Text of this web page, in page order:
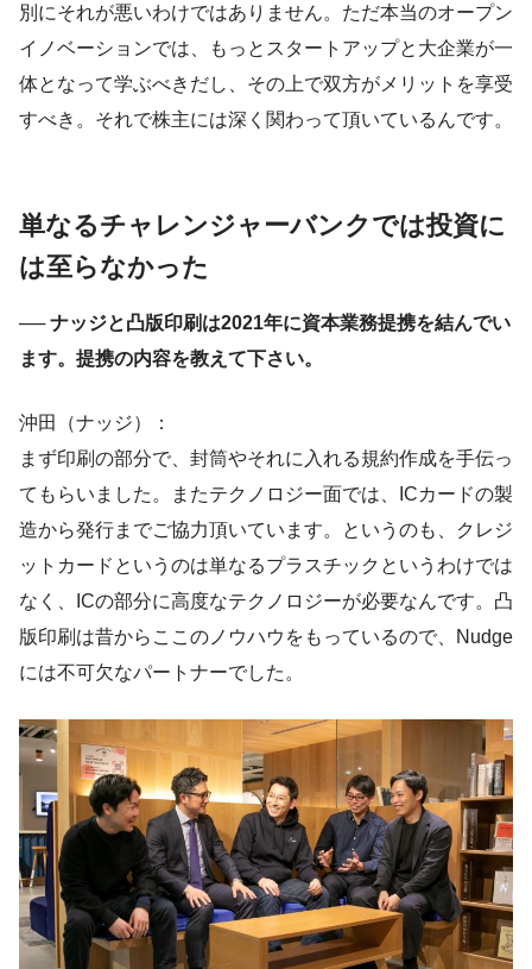
別にそれが悪いわけではありません。ただ本当のオープン
イノベーションでは、もっとスタートアップと大企業が一
体となって学ぶべきだし、その上で双方がメリットを享受
すべき。それで株主には深く関わって頂いているんです。
単なるチャレンジャーバンクでは投資に
は至らなかった
── ナッジと凸版印刷は2021年に資本業務提携を結んでい
ます。提携の内容を教えて下さい。
沖田（ナッジ）：
まず印刷の部分で、封筒やそれに入れる規約作成を手伝っ
てもらいました。またテクノロジー面では、ICカードの製
造から発行までご協力頂いています。というのも、クレジ
ットカードというのは単なるプラスチックというわけでは
なく、ICの部分に高度なテクノロジーが必要なんです。凸
版印刷は昔からここのノウハウをもっているので、Nudge
には不可欠なパートナーでした。